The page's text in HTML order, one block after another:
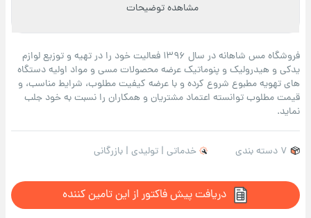
فروشگاه مس شاهانه در سال 1396 فعالیت خود را در تهیه و توزیع لوازم
یدکی و هیدرولیک و پنوماتیک عرضه محصولات مسی و مواد اولیه دستگاه
های تهویه مطبوع شروع کرده و با عرضه کیفیت مطلوب، شرایط مناسب، و
قیمت مطلوب توانسته اعتماد مشتریان و همکاران را نسبت به خود جلب
نماید.
7 دسته بندی خدماتی | تولیدی | بازرگانی
دریافت پیش فاکتور از این تامین کننده
مشاهده توضیحات